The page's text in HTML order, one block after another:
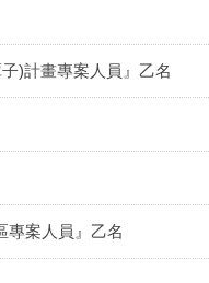
)計畫專案人員』乙名
專案人員』乙名